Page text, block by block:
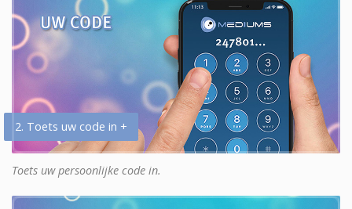
2. Toets uw code in +
Toets uw persoonlijke code in.